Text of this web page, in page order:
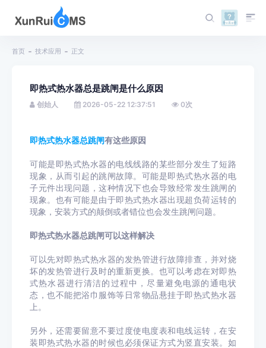
首页 技术应用 正文
即热式热水器总是跳闸是什么原因
创始人 2026-05-22 12:37:51 0次
即热式热水器总跳闸有这些原因
可能是即热式热水器的电线线路的某些部分发生了短路
现象，从而引起的跳闸故障。可能是即热式热水器的电
子元件出现问题，这种情况下也会导致经常发生跳闸的
现象。也有可能是由于即热式热水器出现超负荷运转的
现象，安装方式的颠倒或者错位也会发生跳闸问题。
即热式热水器总跳闸可以这样解决
可以先对即热式热水器的发热管进行故障排查，并对烧
坏的发热管进行及时的重新更换。也可以考虑在对即热
式热水器进行清洁的过程中，尽量避免电源的通电状
态，也不能把浴巾服饰等日常物品悬挂于即热式热水器
上。
另外，还需要留意不要过度使电度表和电线运转，在安
装即热式热水器的时候也必须保证方式为竖直安装。如